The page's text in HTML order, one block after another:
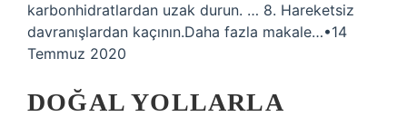
karbonhidratlardan uzak durun. … 8. Hareketsiz
davranışlardan kaçının.Daha fazla makale…•14
Temmuz 2020
DOĞAL YOLLARLA